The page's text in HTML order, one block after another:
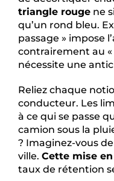
triangle rougene
qu’un rond bleu.
passage » impose
contrairement au
nécessite une
Reliez chaque
conducteur. Les
à ce qui se passe
camion sous la
? Imaginez-vous
ville. Cette mise
taux de rétention